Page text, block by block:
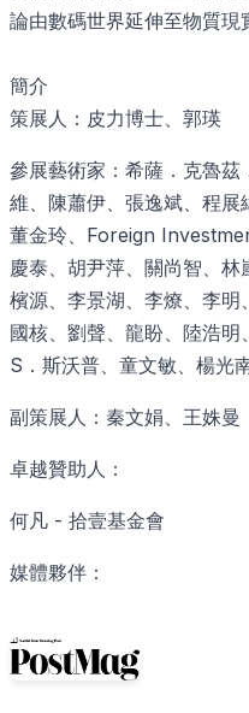
論由數碼世界延伸至物質現
簡介
策展人：皮力博士、郭瑛
參展藝術家：希薩．克魯
維、陳蕭伊、張逸斌、程展
董金玲、Foreign
慶泰、胡尹萍、關尚智、
檳源、李景湖、李燎、李
國核、劉聲、龍盼、陸浩明
S．斯沃普、童文敏、楊光
副策展人：秦文娟、王姝曼
卓越贊助人：
何凡 - 拾壹基金會
媒體夥伴：